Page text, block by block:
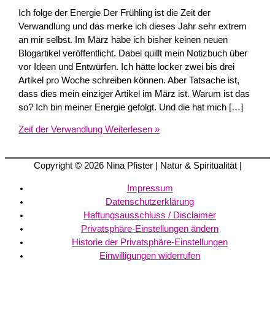
Ich folge der Energie Der Frühling ist die Zeit der
Verwandlung und das merke ich dieses Jahr sehr extrem
an mir selbst. Im März habe ich bisher keinen neuen
Blogartikel veröffentlicht. Dabei quillt mein Notizbuch über
vor Ideen und Entwürfen. Ich hätte locker zwei bis drei
Artikel pro Woche schreiben können. Aber Tatsache ist,
dass dies mein einziger Artikel im März ist. Warum ist das
so? Ich bin meiner Energie gefolgt. Und die hat mich […]
Zeit der Verwandlung Weiterlesen »
Copyright © 2026 Nina Pfister| Natur & Spiritualität |
Impressum
Datenschutzerklärung
Haftungsausschluss / Disclaimer
Privatsphäre-Einstellungen ändern
Historie der Privatsphäre-Einstellungen
Einwilligungen widerrufen